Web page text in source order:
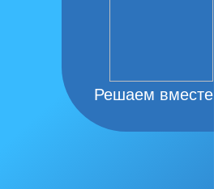
Решаем вместе